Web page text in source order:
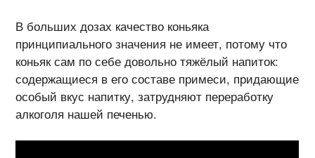
В больших дозах качество коньяка
принципиального значения не имеет, потому что
коньяк сам по себе довольно тяжёлый напиток:
содержащиеся в его составе примеси, придающие
особый вкус напитку, затрудняют переработку
алкоголя нашей печенью.